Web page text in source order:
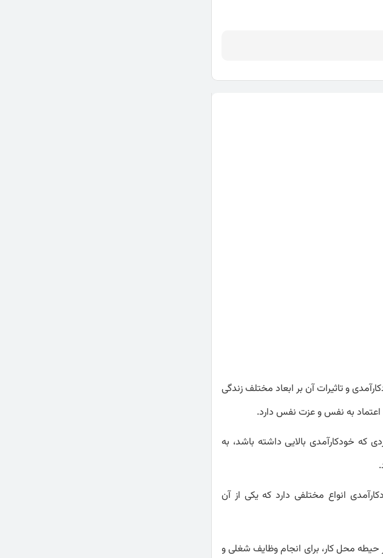
و تاثیرات آن بر ابعاد مختلف زندگی
اعتماد به نفس و عزت نفس دارد.
که خودکارآمدی بالایی داشته باشد، به
انواع مختلفی دارد که یکی از آن
حیطه محل کار، برای انجام وظایف شغلی و